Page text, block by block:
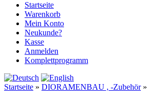
Startseite
Warenkorb
Mein Konto
Neukunde?
Kasse
Anmelden
Komplettprogramm
Startseite » DIORAMENBAU , -Zubehör»